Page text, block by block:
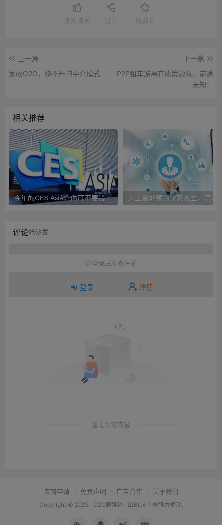
点赞 点赞 分享 收藏 0
上一篇
家政O2O，绕不开的中介模式
下一篇
P2P租车游离在政策边缘，前途
未知！
相关推荐
今年的CES Asia，你可不要错过这些自动驾驶看点
评论抢沙发
请登录后发表评论
登录 注册
暂无评论内容
友链申请 免责声明 广告合作 关于我们
Copyright © 2025 · O2O薪媒体 · 由 Blue主题强力驱动.